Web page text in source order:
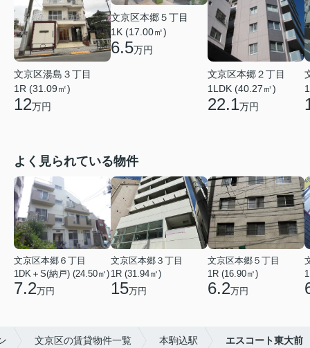
文京区湯島３丁目
1R (31.09㎡)
12万円
文京区本郷５丁目
1K (17.00㎡)
6.5万円
文京区本郷２丁目
1LDK (40.27㎡)
22.1万円
よく見られている物件
文京区本郷６丁目
1DK＋S(納戸) (24.50㎡)
7.2万円
文京区本郷３丁目
1R (31.94㎡)
15万円
文京区本郷５丁目
1R (16.90㎡)
6.2万円
文京区の賃貸物件一覧 本駒込駅 エスコート東大前